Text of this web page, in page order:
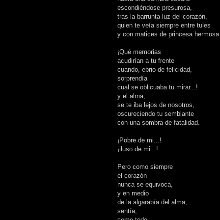
escondiéndose presurosa,
tras la barrunta luz del corazón,
quien te veía siempre entre tules
y con matices de princesa
¡Qué memorias
acudirían a tu frente
cuando, ebrio de felicidad,
sorprendía
cual se oblicuaba tu mirar...!
y el alma,
se te iba lejos de nosotros,
oscureciendo tu semblante
con una sombra de fatalidad.
¡Pobre de mi...!
¡iluso de mi...!
Pero como siempre
el corazón
nunca se equivoca,
y en medio
de la algarabía del alma,
sentía,